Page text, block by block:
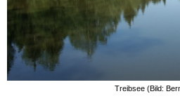
Treibsee (Bild: